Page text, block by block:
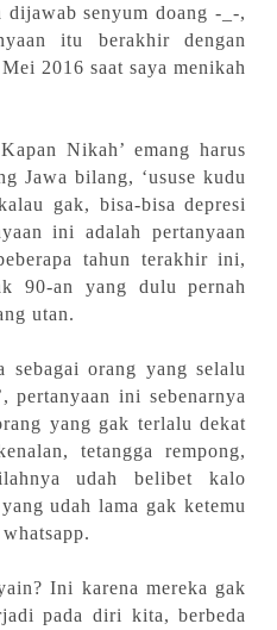
dijawab senyum doang -_-,
itu berakhir dengan
2016 saat saya menikah
Nikah’ emang harus
Jawa bilang, ‘ususe kudu
gak, bisa-bisa depresi
ini adalah pertanyaan
tahun terakhir ini,
90-an yang dulu pernah
utan.
sebagai orang yang selalu
pertanyaan ini sebenarnya
yang gak terlalu dekat
tetangga rempong,
udah belibet kalo
udah lama gak ketemu
Ini karena mereka gak
pada diri kita, berbeda